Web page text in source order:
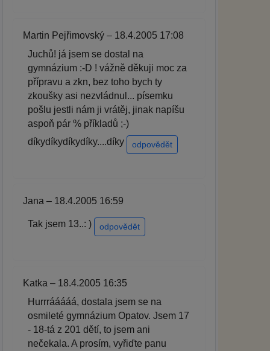
Martin Pejřimovský – 18.4.2005 17:08
Juchů! já jsem se dostal na
gymnázium :-D ! vážně děkuji moc za
přípravu a zkn, bez toho bych ty
zkoušky asi nezvládnul... písemku
pošlu jestli nám ji vrátěj, jinak napíšu
aspoň pár % příkladů ;-)
díkydíkydíkydíky....díky
odpovědět
Jana – 18.4.2005 16:59
Tak jsem 13..: ) odpovědět
Katka – 18.4.2005 16:35
Hurrrááááá, dostala jsem se na
osmileté gymnázium Opatov. Jsem 17
- 18-tá z 201 dětí, to jsem ani
nečekala. A prosím, vyřiďte panu